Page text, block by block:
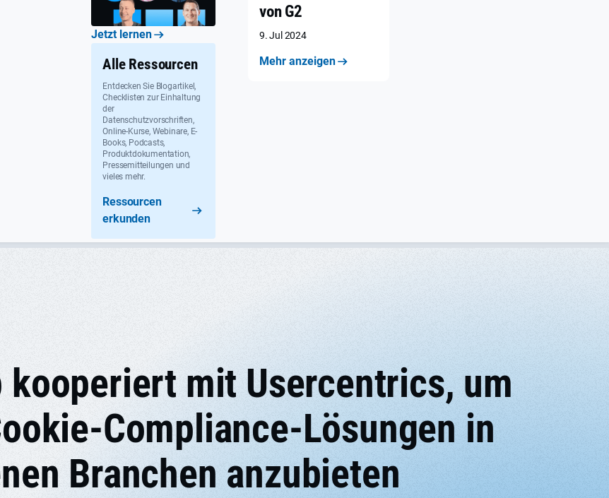
Jetzt lernen
Alle Ressourcen
Entdecken Sie Blogartikel,
Checklisten zur Einhaltung
der
Datenschutzvorschriften,
Online-Kurse, Webinare, E-
Books, Podcasts,
Produktdokumentation,
Pressemitteilungen und
vieles mehr.
Ressourcen
erkunden
von G2
9. Jul 2024
Mehr anzeigen
kooperiert mit Usercentrics, um
Compliance-Lösungen in
Branchen anzubieten